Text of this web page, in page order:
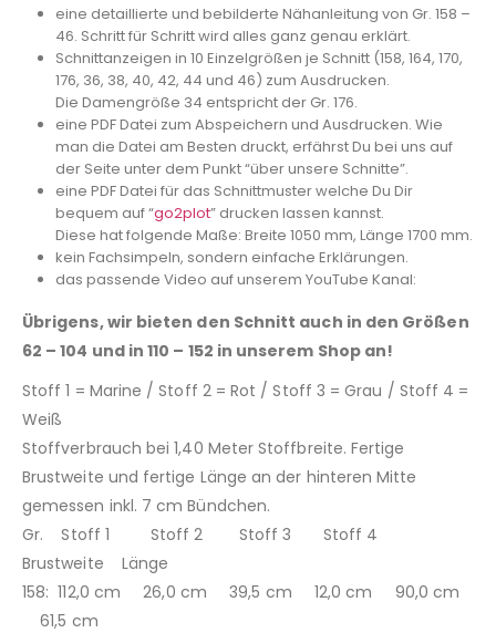
eine detaillierte und bebilderte Nähanleitung von Gr. 158 –
46. Schritt für Schritt wird alles ganz genau erklärt.
Schnittanzeigen in 10 Einzelgrößen je Schnitt (158, 164, 170,
176, 36, 38, 40, 42, 44 und 46) zum Ausdrucken.
Die Damengröße 34 entspricht der Gr. 176.
eine PDF Datei zum Abspeichern und Ausdrucken. Wie
man die Datei am Besten druckt, erfährst Du bei uns auf
der Seite unter dem Punkt “über unsere Schnitte”.
eine PDF Datei für das Schnittmuster welche Du Dir
bequem auf “go2plot” drucken lassen kannst.
Diese hat folgende Maße: Breite 1050 mm, Länge 1700 mm.
kein Fachsimpeln, sondern einfache Erklärungen.
das passende Video auf unserem YouTube Kanal:
Übrigens, wir bieten den Schnitt auch in den Größen
62 – 104 und in 110 – 152 in unserem Shop an!
Stoff 1 = Marine / Stoff 2 = Rot / Stoff 3 = Grau / Stoff 4 =
Weiß
Stoffverbrauch bei 1,40 Meter Stoffbreite. Fertige
Brustweite und fertige Länge an der hinteren Mitte
gemessen inkl. 7 cm Bündchen.
Gr. Stoff 1 Stoff 2 Stoff 3 Stoff 4
Brustweite Länge
158: 112,0 cm 26,0 cm 39,5 cm 12,0 cm 90,0 cm
61,5 cm